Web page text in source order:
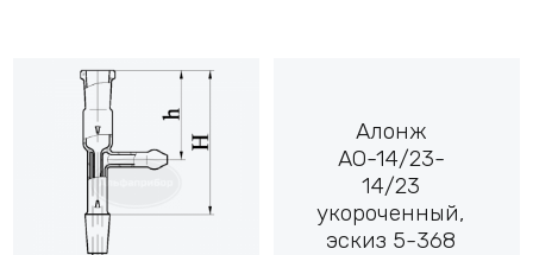
Алонж
АО-14/23-
14/23
укороченный,
эскиз 5-368